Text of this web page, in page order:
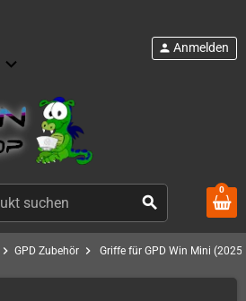
search
person Anmelden
0
chevron_right GPD Zubehör chevron_right Griffe für GPD Win Mini